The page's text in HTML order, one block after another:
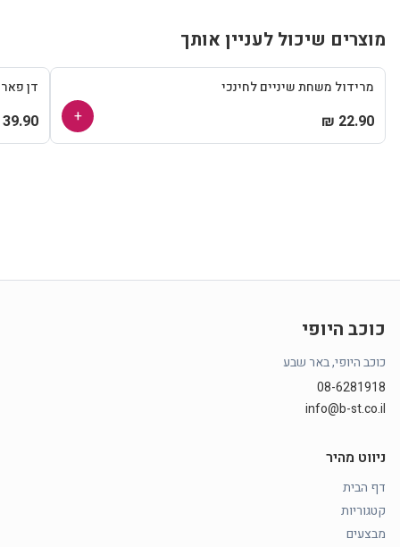
מוצרים שיכול לעניין אותך
מרידול משחת שיניים לחינכי
22.90 ₪
+
דן
39.90 ₪
כוכב היופי
כוכב היופי, באר שבע
08-6281918
info@b-st.co.il
ניווט מהיר
דף הבית
קטגוריות
מבצעים